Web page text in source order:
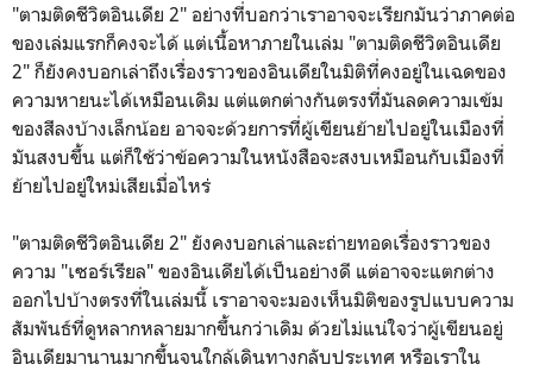
"ตามติดชีวิตอินเดีย 2" อย่างที่บอกว่าเราอาจจะเรียกมันว่าภาคต่อ
ของเล่มแรกก็คงจะได้ แต่เนื้อหาภายในเล่ม "ตามติดชีวิตอินเดีย
2" ก็ยังคงบอกเล่าถึงเรื่องราวของอินเดียในมิติที่คงอยู่ในเฉดของ
ความหายนะได้เหมือนเดิม แต่แตกต่างกันตรงที่มันลดความเข้ม
ของสีลงบ้างเล็กน้อย อาจจะด้วยการที่ผู้เขียนย้ายไปอยู่ในเมืองที่
มันสงบขึ้น แต่ก็ใช้ว่าข้อความในหนังสือจะสงบเหมือนกับเมืองที่
ย้ายไปอยู่ใหม่เสียเมื่อไหร่
"ตามติดชีวิตอินเดีย 2" ยังคงบอกเล่าและถ่ายทอดเรื่องราวของ
ความ "เซอร์เรียล" ของอินเดียได้เป็นอย่างดี แต่อาจจะแตกต่าง
ออกไปบ้างตรงที่ในเล่มนี้ เราอาจจะมองเห็นมิติของรูปแบบความ
สัมพันธ์ที่ดูหลากหลายมากขึ้นกว่าเดิม ด้วยไม่แน่ใจว่าผู้เขียนอยู่
อินเดียมานานมากขึ้นจนใกล้เดินทางกลับประเทศ หรือเราใน